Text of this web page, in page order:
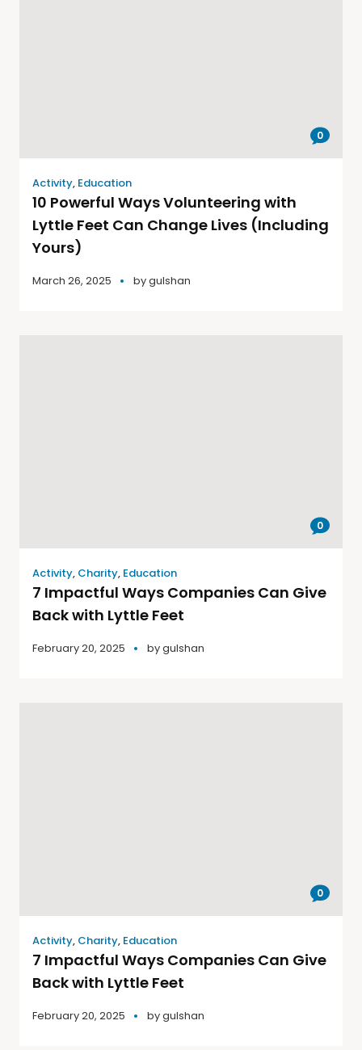
0
Activity, Education
10 Powerful Ways Volunteering with
Lyttle Feet Can Change Lives (Including
Yours)
March 26, 2025 bygulshan
0
Activity, Charity, Education
7 Impactful Ways Companies Can Give
Back with Lyttle Feet
February 20, 2025 bygulshan
0
Activity, Charity, Education
7 Impactful Ways Companies Can Give
Back with Lyttle Feet
February 20, 2025 bygulshan